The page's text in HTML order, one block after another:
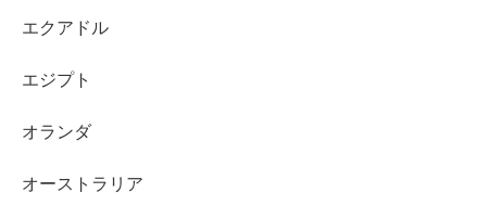
エクアドル
エジプト
オランダ
オーストラリア